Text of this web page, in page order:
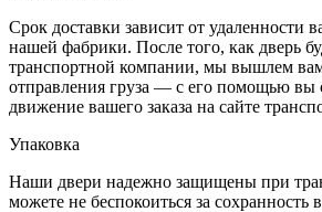
Срок доставки зависит от удаленности
нашей фабрики. После того, как дверь
транспортной компании, мы вышлем
отправления груза — с его помощью вы
движение вашего заказа на сайте
Упаковка
Наши двери надежно защищены при
можете не беспокоиться за сохранность